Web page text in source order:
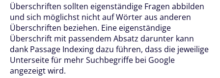
Überschriften sollten eigenständige Fragen abbilden
und sich möglichst nicht auf Wörter aus anderen
Überschriften beziehen. Eine eigenständige
Überschrift mit passendem Absatz darunter kann
dank Passage Indexing dazu führen, dass die jeweilige
Unterseite für mehr Suchbegriffe bei Google
angezeigt wird.